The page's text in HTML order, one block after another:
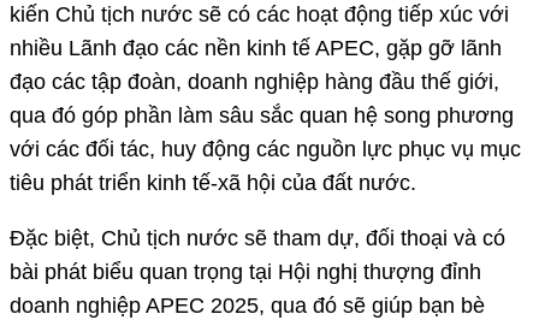
kiến Chủ tịch nước sẽ có các hoạt động tiếp xúc với
nhiều Lãnh đạo các nền kinh tế APEC, gặp gỡ lãnh
đạo các tập đoàn, doanh nghiệp hàng đầu thế giới,
qua đó góp phần làm sâu sắc quan hệ song phương
với các đối tác, huy động các nguồn lực phục vụ mục
tiêu phát triển kinh tế-xã hội của đất nước.
Đặc biệt, Chủ tịch nước sẽ tham dự, đối thoại và có
bài phát biểu quan trọng tại Hội nghị thượng đỉnh
doanh nghiệp APEC 2025, qua đó sẽ giúp bạn bè